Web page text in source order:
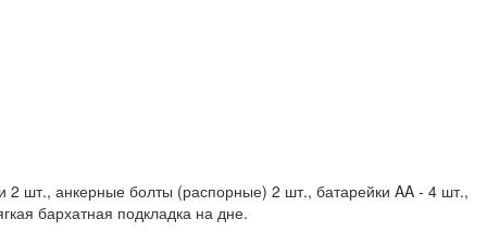
шт., анкерные болты (распорные) 2 шт., батарейки AA - 4 шт.,
бархатная подкладка на дне.